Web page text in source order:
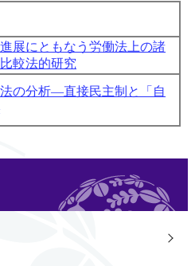
展にともなう労働法上の諸
較法的研究
の分析―直接民主制と「自